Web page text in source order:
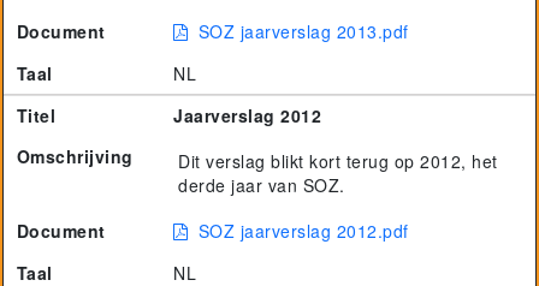
Document
SOZ jaarverslag 2013.pdf
Taal
NL
Titel
Jaarverslag 2012
Omschrijving
Dit verslag blikt kort terug op 2012, het
derde jaar van SOZ.
Document
SOZ jaarverslag 2012.pdf
Taal
NL